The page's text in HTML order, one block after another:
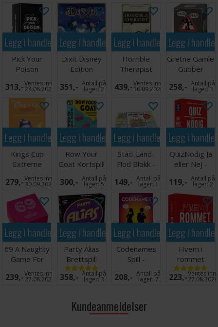
Legg i handlekurven
Pick Your
Poison
Partyspill
313,-Ventes inn
24.08.2026
Legg i handlekurven
Dixit Disney
Edition
Brettspill
351,- Antall på
lager:2
Legg i handlekurven
Horrible
Therapist
Extra Horrible
Ed.
439,-Ventes inn
30.09.2026
Legg i
Gretne Gamle
Gubber
Partyspill
258,- Antall på
lager:3
Legg i handlekurven
Kings Cup
Extreme
Partyspill
279,-Ventes inn
30.09.2026
Legg i handlekurven
Row Your
Goat Kortspill
300,- Antall på
lager:5
Legg i handlekurven
Stad-Land-
Flod Blokk -
SVENSK
149,- Antall på
lager:1
Legg i
QuizNödig Ja
eller Nej -
SVENSK
119,- Antall på
lager:2
Legg i handlekurven
69 A Naughty
Game For
Couples
Brettspill
239,-Ventes inn
27.08.2026
Legg i handlekurven
Party Alias
Brettspill
358,- Antall på
lager:3
Legg i handlekurven
Codenames
Spill -
ENGELSK
208,- Antall på
lager:7
Legg i
Hvem i
rommet
Kortspill
223,-Ventes inn
27.08.2026
Kundeanmeldelser